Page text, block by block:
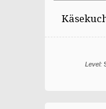
Level: